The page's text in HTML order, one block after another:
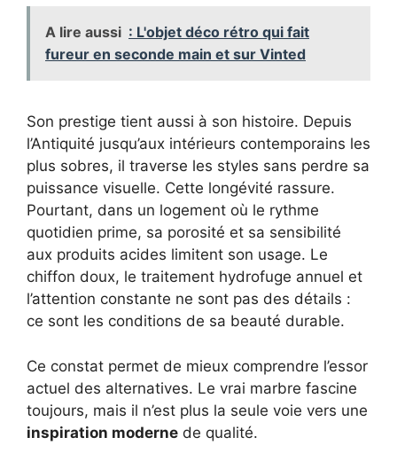
A lire aussi : L'objet déco rétro qui fait
fureur en seconde main et sur Vinted
Son prestige tient aussi à son histoire. Depuis
l’Antiquité jusqu’aux intérieurs contemporains les
plus sobres, il traverse les styles sans perdre sa
puissance visuelle. Cette longévité rassure.
Pourtant, dans un logement où le rythme
quotidien prime, sa porosité et sa sensibilité
aux produits acides limitent son usage. Le
chiffon doux, le traitement hydrofuge annuel et
l’attention constante ne sont pas des détails :
ce sont les conditions de sa beauté durable.
Ce constat permet de mieux comprendre l’essor
actuel des alternatives. Le vrai marbre fascine
toujours, mais il n’est plus la seule voie vers une
inspiration moderne de qualité.